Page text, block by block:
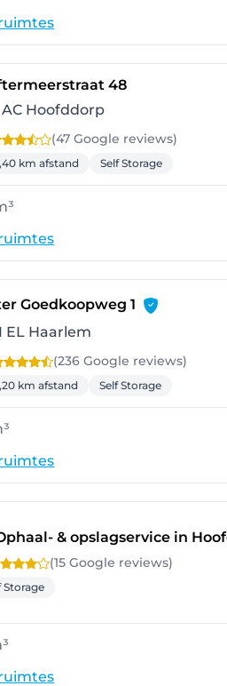
48- Hoofddorp
AC Hoofddorp
(47 Google reviews)
km afstand Self Storage
Goedkoopweg 1 - Haarlem
EL Haarlem
(236 Google reviews)
km afstand Self Storage
& opslagservice in
(15 Google reviews)
Storage